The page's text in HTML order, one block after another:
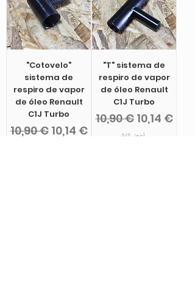
"Cotovelo"
sistema de
respiro de vapor
de óleo Renault
C1J Turbo
Preço normal
10,90 € Preço promocional
10,14 €
"T" sistema de
respiro de vapor
de óleo Renault
C1J Turbo
Preço normal
10,90 € Preço
10,14 €
IVA incl.